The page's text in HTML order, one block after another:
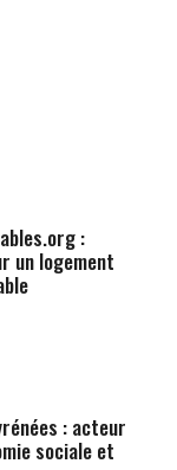
:
un logement
: acteur
sociale et